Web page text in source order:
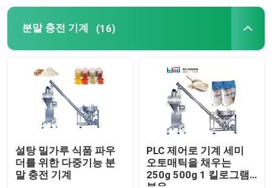
분말 충전 기계 (16)
설탕 밀가루 식품 파우
더를 위한 다중기능 분
말 충전 기계
PLC 제어로 기계 세미
오토매틱을 채우는
250g 500g 1 킬로그램